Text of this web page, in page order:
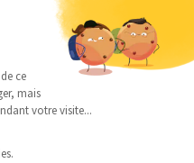
ce
mais
votre visite...